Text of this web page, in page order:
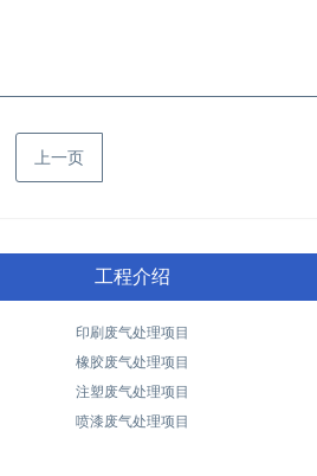
上一页
工程介绍
印刷废气处理项目
橡胶废气处理项目
注塑废气处理项目
喷漆废气处理项目